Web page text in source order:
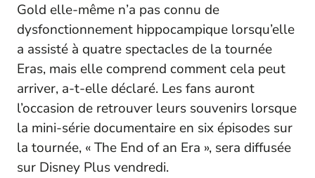
Gold elle-même n’a pas connu de
dysfonctionnement hippocampique lorsqu’elle
a assisté à quatre spectacles de la tournée
Eras, mais elle comprend comment cela peut
arriver, a-t-elle déclaré. Les fans auront
l’occasion de retrouver leurs souvenirs lorsque
la mini-série documentaire en six épisodes sur
la tournée, « The End of an Era », sera diffusée
sur Disney Plus vendredi.